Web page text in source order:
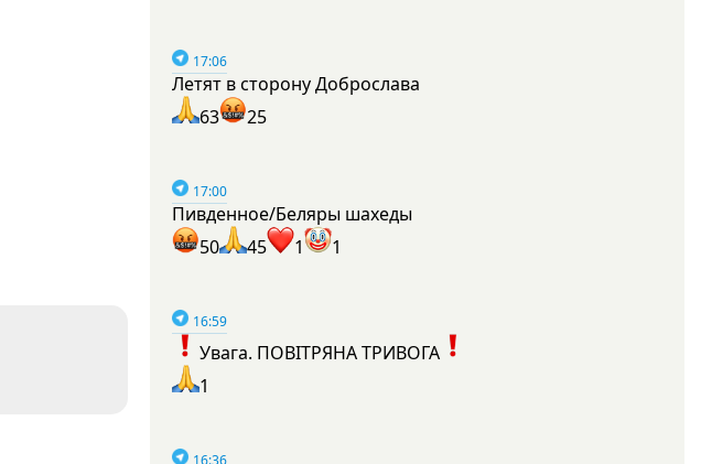
17:06
Летят в сторону Доброслава
63
25
17:00
Пивденное/Беляры шахеды
50
45 1 1
16:59
Увага. ПОВІТРЯНА ТРИВОГА
1
16:36